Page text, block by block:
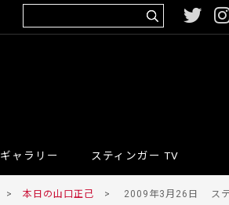
ギャラリー スティンガー TV
> 本日の山口正己 > 2009年3月26日 ステ